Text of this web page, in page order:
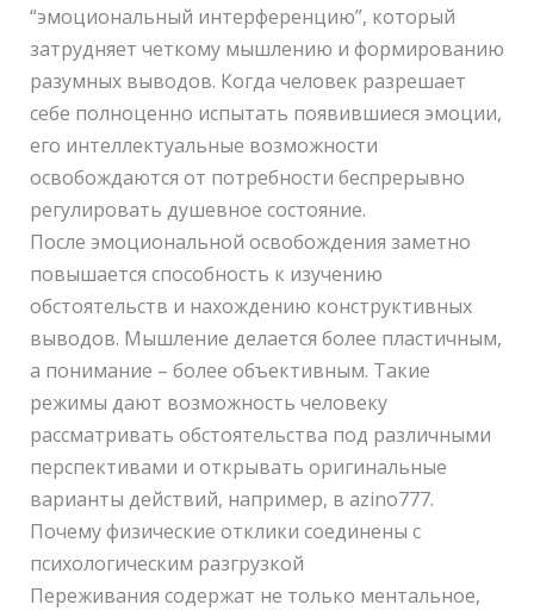
“эмоциональный интерференцию”, который
затрудняет четкому мышлению и формированию
разумных выводов. Когда человек разрешает
себе полноценно испытать появившиеся эмоции,
его интеллектуальные возможности
освобождаются от потребности беспрерывно
регулировать душевное состояние.
После эмоциональной освобождения заметно
повышается способность к изучению
обстоятельств и нахождению конструктивных
выводов. Мышление делается более пластичным,
а понимание – более объективным. Такие
режимы дают возможность человеку
рассматривать обстоятельства под различными
перспективами и открывать оригинальные
варианты действий, например, в azino777.
Почему физические отклики соединены с
психологическим разгрузкой
Переживания содержат не только ментальное,